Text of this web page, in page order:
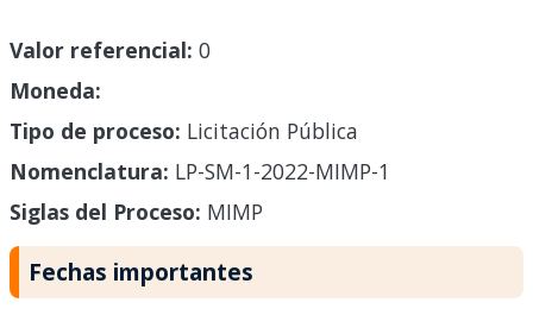
Valor referencial: 0
Moneda:
Tipo de proceso: Licitación Pública
Nomenclatura: LP-SM-1-2022-MIMP-1
Siglas del Proceso: MIMP
Fechas importantes